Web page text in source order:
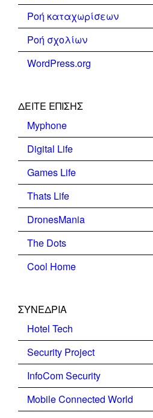
Ροή καταχωρίσεων
Ροή σχολίων
WordPress.org
ΔΕΊΤΕ ΕΠΊΣΗΣ
Myphone
Digital Life
Games Life
Thats Life
DronesMania
The Dots
Cool Home
ΣΥΝΕΔΡΙΑ
Hotel Tech
Security Project
InfoCom Security
Mobile Connected World